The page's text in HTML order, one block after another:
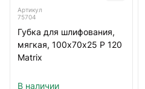
Артикул
75704
Губка для шлифования,
мягкая, 100х70х25 Р 120
Matrix
В наличии